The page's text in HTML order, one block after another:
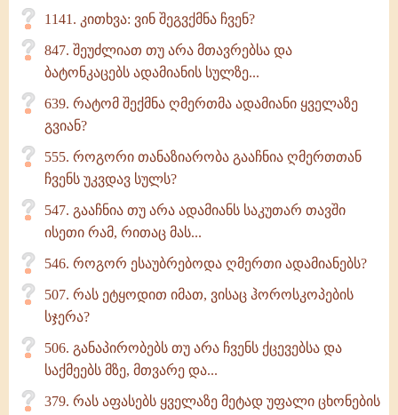
1141. კითხვა: ვინ შეგვქმნა ჩვენ?
847. შეუძლიათ თუ არა მთავრებსა და
ბატონკაცებს ადამიანის სულზე...
639. რატომ შექმნა ღმერთმა ადამიანი ყველაზე
გვიან?
555. როგორი თანაზიარობა გააჩნია ღმერთთან
ჩვენს უკვდავ სულს?
547. გააჩნია თუ არა ადამიანს საკუთარ თავში
ისეთი რამ, რითაც მას...
546. როგორ ესაუბრებოდა ღმერთი ადამიანებს?
507. რას ეტყოდით იმათ, ვისაც ჰოროსკოპების
სჯერა?
506. განაპირობებს თუ არა ჩვენს ქცევებსა და
საქმეებს მზე, მთვარე და...
379. რას აფასებს ყველაზე მეტად უფალი ცხონების